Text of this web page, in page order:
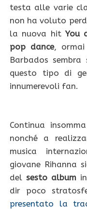
testa alle varie
non ha voluto
la nuova hit You
pop dance,
Barbados
questo tipo di
innumerevoli fan.
Continua
nonché a
musica
giovane Rihanna
del sesto album
dir poco
presentato la